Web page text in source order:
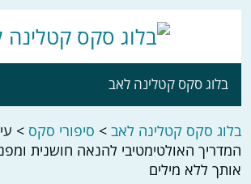
בלוג סקס קטלינה לאב
בלוג סקס קטלינה לאב > סיפורי סקס >
המדריך האולטימטיבי להנאה חושנית
אותך ללא מילים